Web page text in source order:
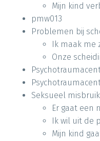
Mijn kind
pmw013
Problemen bij
Ik maak me
Onze
Seksueel misbruik
Er gaat een
Ik wil uit de
Mijn kind